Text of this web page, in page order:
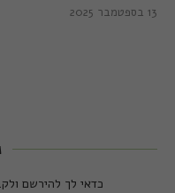
13 בספטמבר 2025
כדאי לך להירשם